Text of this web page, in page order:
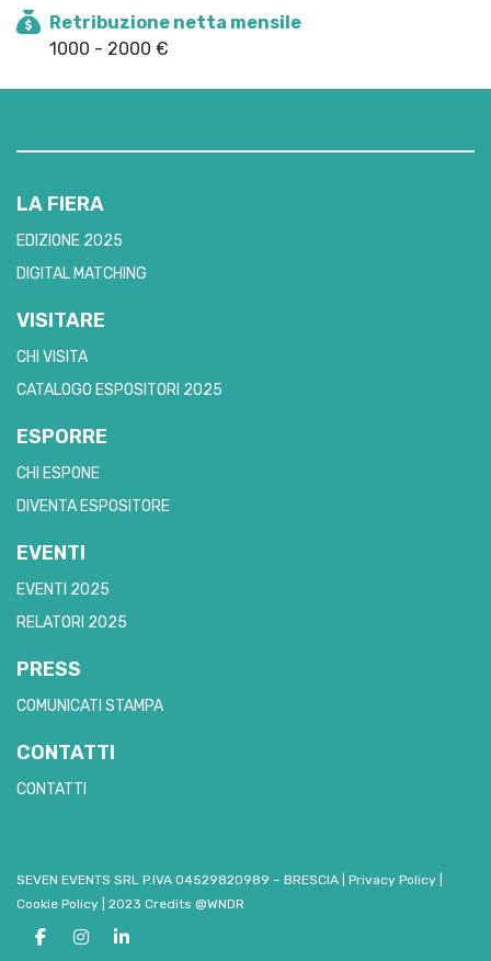
Retribuzione netta mensile
1000 - 2000 €
LA FIERA
EDIZIONE 2025
DIGITAL MATCHING
VISITARE
CHI VISITA
CATALOGO ESPOSITORI 2025
ESPORRE
CHI ESPONE
DIVENTA ESPOSITORE
EVENTI
EVENTI 2025
RELATORI 2025
PRESS
COMUNICATI STAMPA
CONTATTI
CONTATTI
SEVEN EVENTS SRL P.IVA 04529820989 – BRESCIA Privacy Policy
Cookie Policy
2023 Credits @WNDR